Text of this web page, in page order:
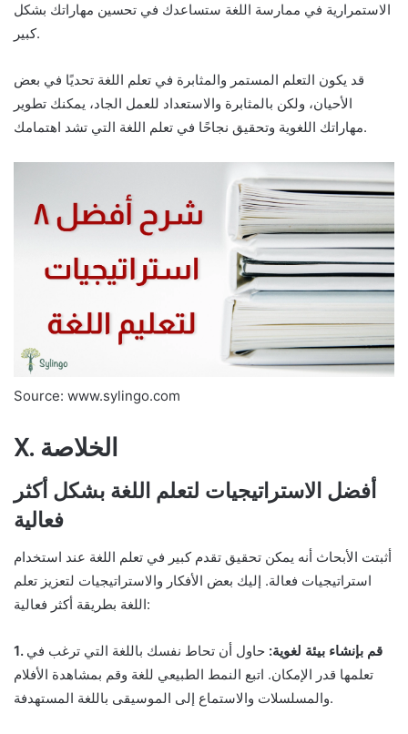
الاستمرارية في ممارسة اللغة ستساعدك في تحسين مهاراتك بشكل
كبير.
قد يكون التعلم المستمر والمثابرة في تعلم اللغة تحديًا في بعض
الأحيان، ولكن بالمثابرة والاستعداد للعمل الجاد، يمكنك تطوير
مهاراتك اللغوية وتحقيق نجاحًا في تعلم اللغة التي تشد اهتمامك.
Source: www.sylingo.com
X. الخلاصة
أفضل الاستراتيجيات لتعلم اللغة بشكل أكثر
فعالية
أثبتت الأبحاث أنه يمكن تحقيق تقدم كبير في تعلم اللغة عند استخدام
استراتيجيات فعالة. إليك بعض الأفكار والاستراتيجيات لتعزيز تعلم
اللغة بطريقة أكثر فعالية:
1. قم بإنشاء بيئة لغوية: حاول أن تحاط نفسك باللغة التي ترغب في
تعلمها قدر الإمكان. اتبع النمط الطبيعي للغة وقم بمشاهدة الأفلام
والمسلسلات والاستماع إلى الموسيقى باللغة المستهدفة.